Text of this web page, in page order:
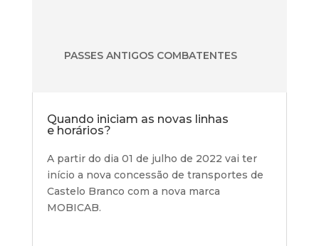
PASSES ANTIGOS COMBATENTES
Quando iniciam as novas linhas
e horários?
A partir do dia 01 de julho de 2022 vai ter
início a nova concessão de transportes de
Castelo Branco com a nova marca
MOBICAB.